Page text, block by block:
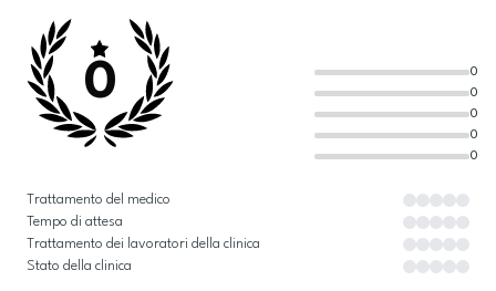
0
0
0
0
0
0
Trattamento del medico
Tempo di attesa
Trattamento dei lavoratori della clinica
Stato della clinica